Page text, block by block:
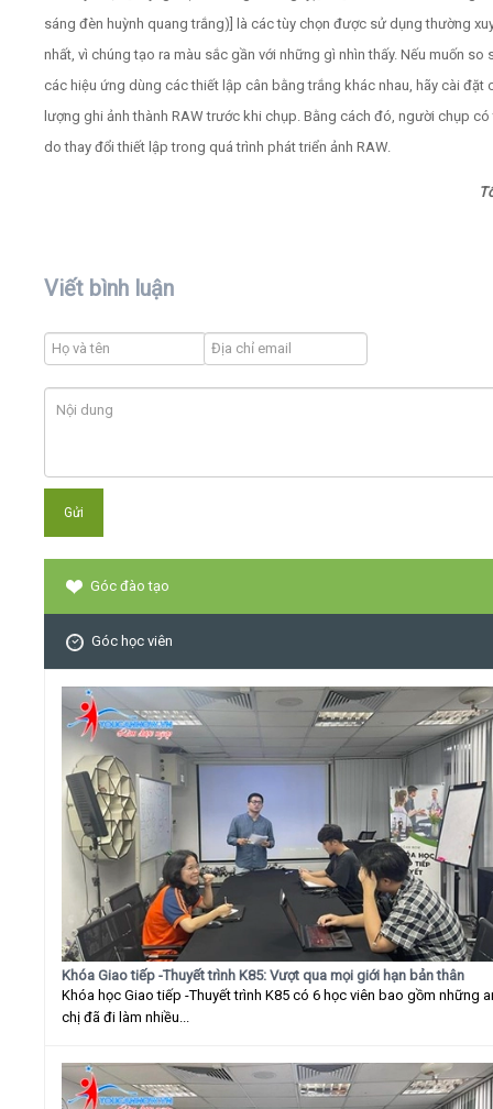
sáng đèn huỳnh quang trắng)] là các tùy chọn được sử dụng thường
nhất, vì chúng tạo ra màu sắc gần với những gì nhìn thấy. Nếu muốn so
các hiệu ứng dùng các thiết lập cân bằng trắng khác nhau, hãy cài đặt
lượng ghi ảnh thành RAW trước khi chụp. Bằng cách đó, người chụp
do thay đổi thiết lập trong quá trình phát triển ảnh RAW.
Viết bình luận
Góc đào tạo
Góc học viên
Khóa Giao tiếp -Thuyết trình K85: Vượt qua mọi giới hạn bản thân
Khóa học Giao tiếp -Thuyết trình K85 có 6 học viên bao gồm những
chị đã đi làm nhiều...